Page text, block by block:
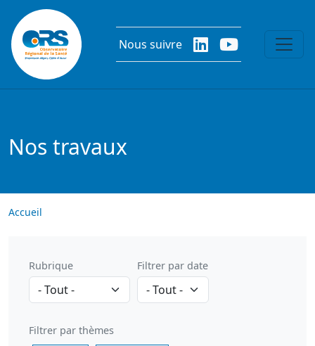
Aller au contenu principal
Nous suivre
Nos travaux
Accueil
Rubrique Filtrer par date
Filtrer par thèmes